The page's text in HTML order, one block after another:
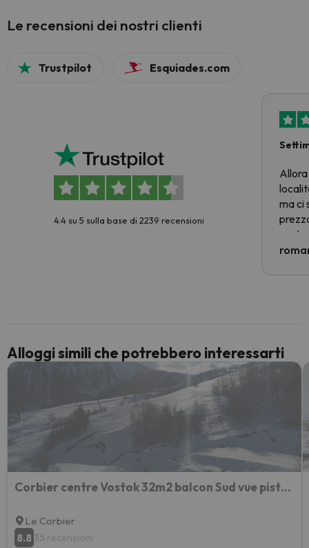
Le recensioni dei nostri clienti
Trustpilot Esquiades.com
4.4 su 5 sulla base di 2239 recensioni
Allora
ma ci
Alloggi simili che potrebbero interessarti
Corbier centre Vostok 32m2 balcon Sud vue pistes Tourisme 2 étoiles
Le Corbier
8.8 35 recensioni